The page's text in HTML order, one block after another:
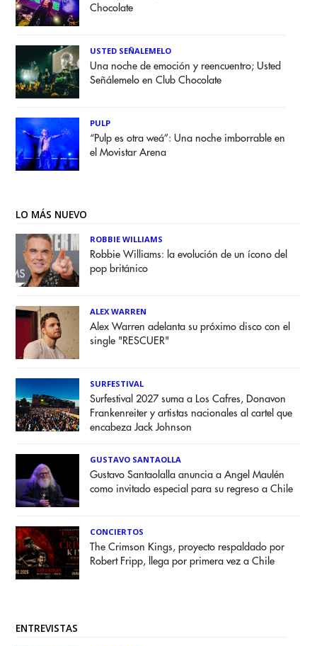
Chocolate
USTED SEÑALEMELO
Una noche de emoción y reencuentro; Usted
Señálemelo en Club Chocolate
PULP
“Pulp es otra weá”: Una noche imborrable en
el Movistar Arena
LO MÁS NUEVO
ROBBIE WILLIAMS
Robbie Williams: la evolución de un ícono del
pop británico
ALEX WARREN
Alex Warren adelanta su próximo disco con el
single "RESCUER"
SURFESTIVAL
Surfestival 2027 suma a Los Cafres, Donavon
Frankenreiter y artistas nacionales al cartel que
encabeza Jack Johnson
GUSTAVO SANTAOLLA
Gustavo Santaolalla anuncia a Angel Maulén
como invitado especial para su regreso a Chile
CONCIERTOS
The Crimson Kings, proyecto respaldado por
Robert Fripp, llega por primera vez a Chile
ENTREVISTAS